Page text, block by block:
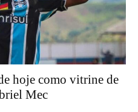
hoje como vitrine de
Mec